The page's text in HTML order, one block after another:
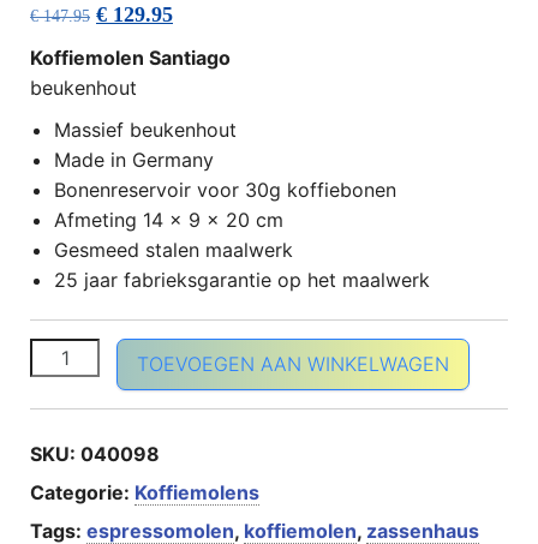
€147.95 Oorspronkelijke prijs was: € 147.95.
€ 129.95Huidige prijs is: € 129.95.
Koffiemolen Santiago
beukenhout
Massief beukenhout
Made in Germany
Bonenreservoir voor 30g koffiebonen
Afmeting 14 x 9 x 20 cm
Gesmeed stalen maalwerk
25 jaar fabrieksgarantie op het maalwerk
Koffiemolen Santiago beuken aantal
TOEVOEGEN AAN WINKELWAGEN
SKU: 040098
Categorie: Koffiemolens
Tags: espressomolen, koffiemolen, zassenhaus